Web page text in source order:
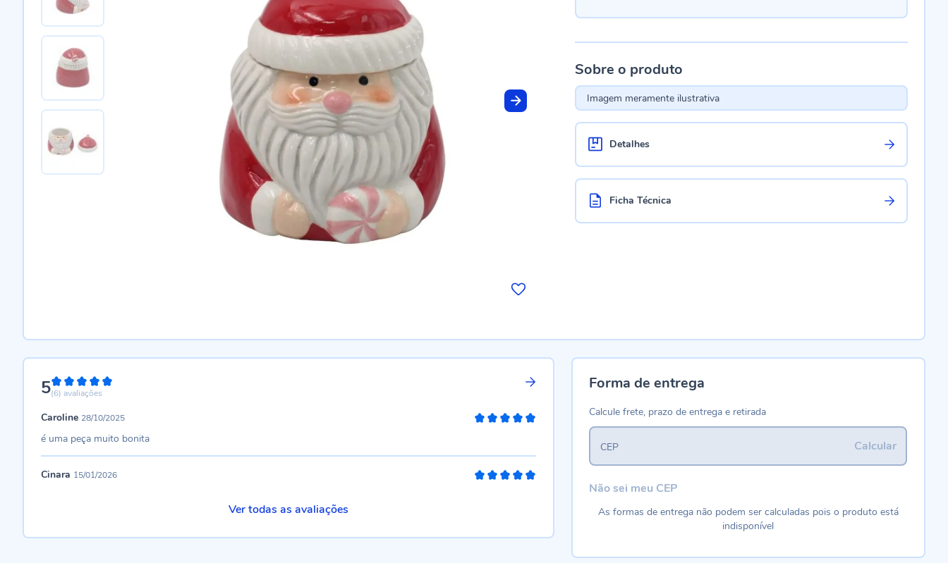
Sobre o produto
Imagem meramente ilustrativa
Detalhes
Ficha Técnica
5100%
(6) avaliações
Caroline 28/10/2025
é uma peça muito bonita
Cinara 15/01/2026
Ver todas as avaliações
Forma de entrega
Calcule frete, prazo de entrega e retirada
Calcular
CEP
Não sei meu CEP
As formas de entrega não podem ser calculadas pois o produto está
indisponível